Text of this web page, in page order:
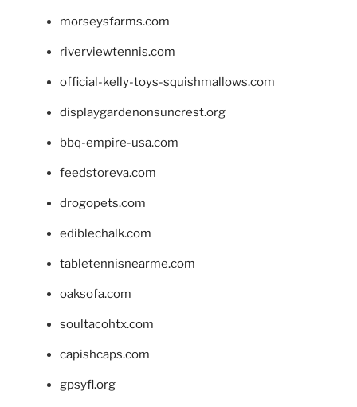
morseysfarms.com
riverviewtennis.com
official-kelly-toys-squishmallows.com
displaygardenonsuncrest.org
bbq-empire-usa.com
feedstoreva.com
drogopets.com
ediblechalk.com
tabletennisnearme.com
oaksofa.com
soultacohtx.com
capishcaps.com
gpsyfl.org